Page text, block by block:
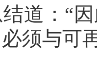
道：“
须与可